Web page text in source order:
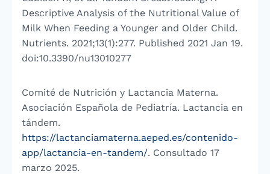
Descriptive Analysis of the Nutritional Value of
Milk When Feeding a Younger and Older Child.
Nutrients. 2021;13(1):277. Published 2021 Jan 19.
doi:10.3390/nu13010277
Comité de Nutrición y Lactancia Materna.
Asociación Española de Pediatría. Lactancia en
tándem.
https://lactanciamaterna.aeped.es/contenido-
app/lactancia-en-tandem/. Consultado 17
marzo 2025.